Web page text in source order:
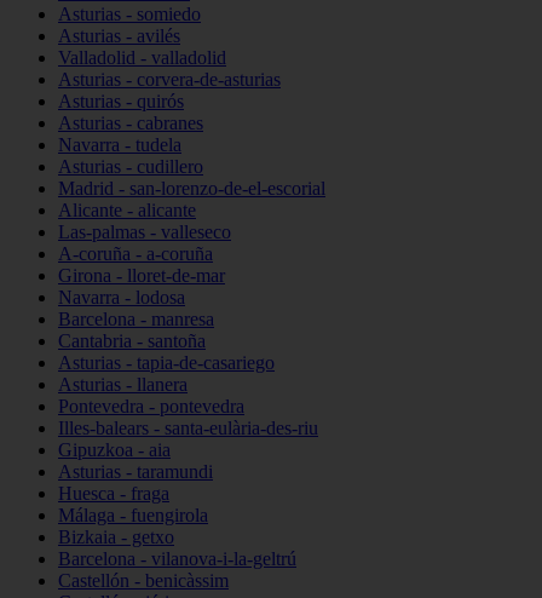
Asturias - somiedo
Asturias - avilés
Valladolid - valladolid
Asturias - corvera-de-asturias
Asturias - quirós
Asturias - cabranes
Navarra - tudela
Asturias - cudillero
Madrid - san-lorenzo-de-el-escorial
Alicante - alicante
Las-palmas - valleseco
A-coruña - a-coruña
Girona - lloret-de-mar
Navarra - lodosa
Barcelona - manresa
Cantabria - santoña
Asturias - tapia-de-casariego
Asturias - llanera
Pontevedra - pontevedra
Illes-balears - santa-eulària-des-riu
Gipuzkoa - aia
Asturias - taramundi
Huesca - fraga
Málaga - fuengirola
Bizkaia - getxo
Barcelona - vilanova-i-la-geltrú
Castellón - benicàssim